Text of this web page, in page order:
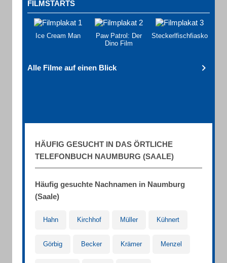
FILMSTARTS
Ice Cream Man
Paw Patrol: Der
Dino Film
Steckerlfischfiasko
Alle Filme auf einen Blick
HÄUFIG GESUCHT IN DAS ÖRTLICHE
TELEFONBUCH NAUMBURG (SAALE)
Häufig gesuchte Nachnamen in Naumburg
(Saale)
Hahn Kirchhof Müller Kühnert
Görbig Becker Krämer Menzel